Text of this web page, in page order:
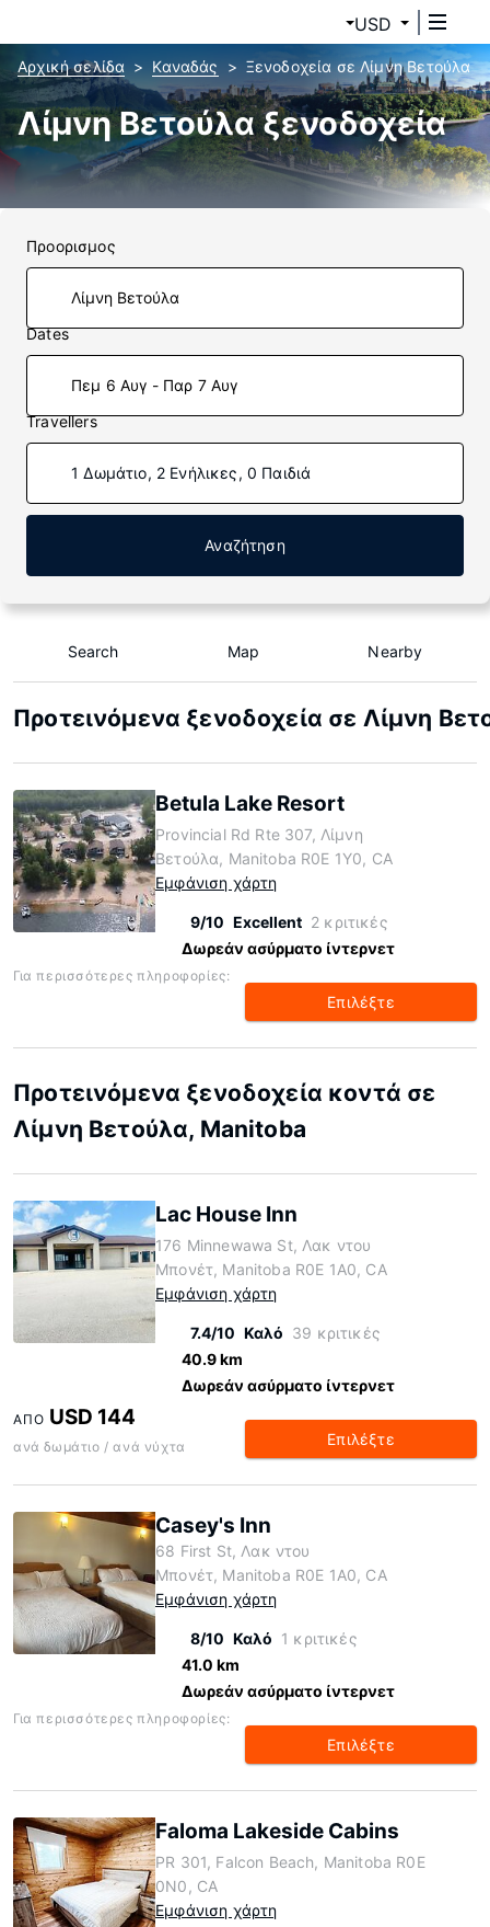
USD
Αρχική σελίδα Καναδάς Ξενοδοχεία σε Λίμνη Βετούλα
Λίμνη Βετούλα ξενοδοχεία
Προορισμος
Dates
Πεμ 6 Αυγ - Παρ 7 Αυγ
Travellers
1 Δωμάτιο, 2 Ενήλικες, 0 Παιδιά
Αναζήτηση
Search Map Nearby
Προτεινόμενα ξενοδοχεία σε Λίμνη
Betula Lake Resort
Provincial Rd Rte 307, Λίμνη
Βετούλα, Manitoba R0E 1Y0, CA
Εμφάνιση χάρτη
9/10 Excellent 2 κριτικές
Δωρεάν ασύρματο ίντερνετ
Για περισσότερες πληροφορίες:
Επιλέξτε
Προτεινόμενα ξενοδοχεία κοντά σε
Λίμνη Βετούλα, Manitoba
Lac House Inn
176 Minnewawa St, Λακ ντου
Μπονέτ, Manitoba R0E 1A0, CA
Εμφάνιση χάρτη
7.4/10 Καλό 39 κριτικές
40.9 km
Δωρεάν ασύρματο ίντερνετ
ΑΠΌ USD 144
ανά δωμάτιο / ανά νύχτα Επιλέξτε
Casey's Inn
68 First St, Λακ ντου
Μπονέτ, Manitoba R0E 1A0, CA
Εμφάνιση χάρτη
8/10 Καλό 1 κριτικές
41.0 km
Δωρεάν ασύρματο ίντερνετ
Για περισσότερες πληροφορίες:
Επιλέξτε
Faloma Lakeside Cabins
PR 301, Falcon Beach, Manitoba R0E
0N0, CA
Εμφάνιση χάρτη